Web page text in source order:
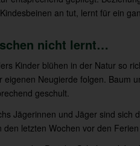
an tut, lernt für ein
nicht lernt…
Kinder blühen in der Natur so
eigenen Neugierde folgen. Baum
geschult.
Jägerinnen und Jäger sind sich
den letzten Wochen vor den